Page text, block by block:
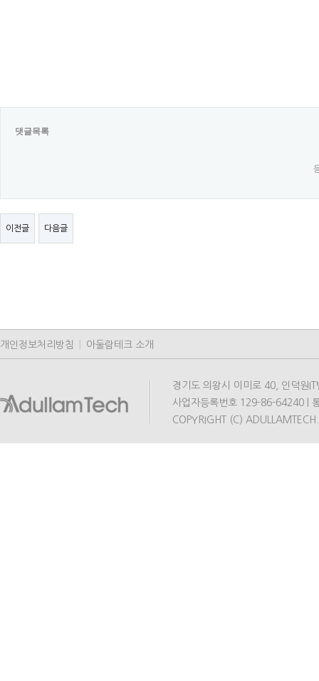
댓글목록
이전글 다음글
개인정보처리방침 아둘람테크 소개
경기도 의왕시 이미로 40, 인덕원
사업자등록번호 129-86-64240 |
COPYRIGHT (C)